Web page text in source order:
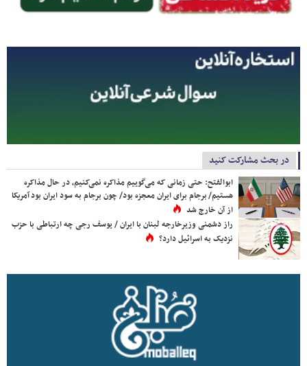
در بحث مشارکت کنید
ابوالفتح: حتی زمانی که می‌گوییم مذاکره نمی‌کنیم، در حال مذاکره
هستیم/ برجام برای ایران معجزه بود/ چون برجام به سود ایران بود آمریکا
از آن خارج شد
راز دشمنی وزیرخارجه لبنان با ایران / یوسف رجی چه ارتباطی با حزب
نزدیک به اسرائیل دارد؟